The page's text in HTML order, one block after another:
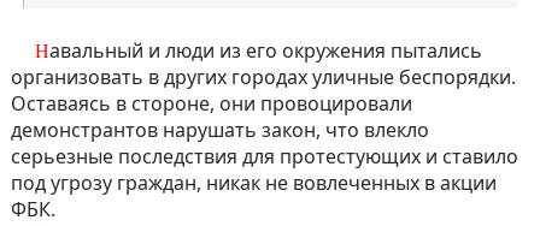
Навальный и люди из его окружения пытались
организовать в других городах уличные беспорядки.
Оставаясь в стороне, они провоцировали
демонстрантов нарушать закон, что влекло
серьезные последствия для протестующих и ставило
под угрозу граждан, никак не вовлеченных в акции
ФБК.